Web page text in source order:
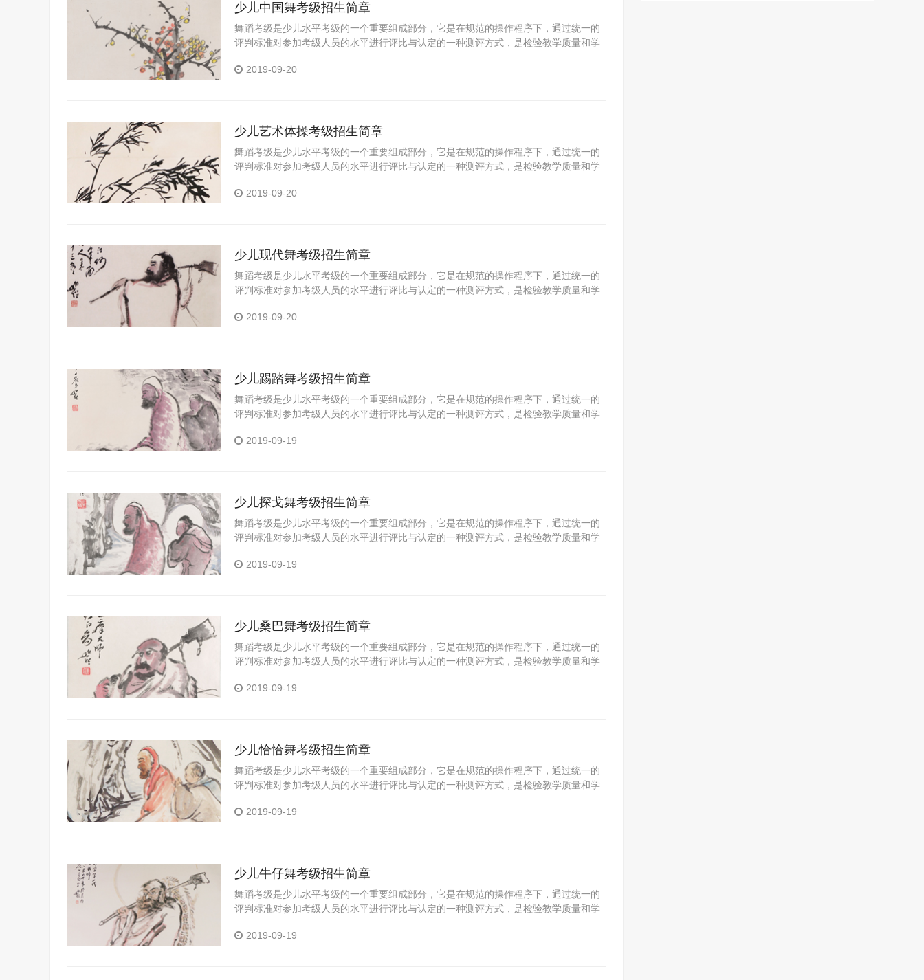
少儿中国舞考级招生简章
舞蹈考级是少儿水平考级的一个重要组成部分，它是在规范的操作程序下，通过统一的
评判标准对参加考级人员的水平进行评比与认定的一种测评方式，是检验教学质量和学
可以拓展视野、陶冶情操、树立自信，增强目标意识和竞争意识，对促进参加考级人员
2019-09-20
少儿艺术体操考级招生简章
舞蹈考级是少儿水平考级的一个重要组成部分，它是在规范的操作程序下，通过统一的
评判标准对参加考级人员的水平进行评比与认定的一种测评方式，是检验教学质量和学
操可以拓展视野、陶冶情操、树立自信，增强目标意识和竞争意识，对促进参加考级人
2019-09-20
少儿现代舞考级招生简章
舞蹈考级是少儿水平考级的一个重要组成部分，它是在规范的操作程序下，通过统一的
评判标准对参加考级人员的水平进行评比与认定的一种测评方式，是检验教学质量和学
可以拓展视野、陶冶情操、树立自信，增强目标意识和竞争意识，对促进参加考级人员
2019-09-20
少儿踢踏舞考级招生简章
舞蹈考级是少儿水平考级的一个重要组成部分，它是在规范的操作程序下，通过统一的
评判标准对参加考级人员的水平进行评比与认定的一种测评方式，是检验教学质量和学
可以拓展视野、陶冶情操、树立自信，增强目标意识和竞争意识，对促进参加考级人员
2019-09-19
少儿探戈舞考级招生简章
舞蹈考级是少儿水平考级的一个重要组成部分，它是在规范的操作程序下，通过统一的
评判标准对参加考级人员的水平进行评比与认定的一种测评方式，是检验教学质量和学
可以拓展视野、陶冶情操、树立自信，增强目标意识和竞争意识，对促进参加考级人员
2019-09-19
少儿桑巴舞考级招生简章
舞蹈考级是少儿水平考级的一个重要组成部分，它是在规范的操作程序下，通过统一的
评判标准对参加考级人员的水平进行评比与认定的一种测评方式，是检验教学质量和学
可以拓展视野、陶冶情操、树立自信，增强目标意识和竞争意识，对促进参加考级人员
2019-09-19
少儿恰恰舞考级招生简章
舞蹈考级是少儿水平考级的一个重要组成部分，它是在规范的操作程序下，通过统一的
评判标准对参加考级人员的水平进行评比与认定的一种测评方式，是检验教学质量和学
可以拓展视野、陶冶情操、树立自信，增强目标意识和竞争意识，对促进参加考级人员
2019-09-19
少儿牛仔舞考级招生简章
舞蹈考级是少儿水平考级的一个重要组成部分，它是在规范的操作程序下，通过统一的
评判标准对参加考级人员的水平进行评比与认定的一种测评方式，是检验教学质量和学
可以拓展视野、陶冶情操、树立自信，增强目标意识和竞争意识，对促进参加考级人员
2019-09-19